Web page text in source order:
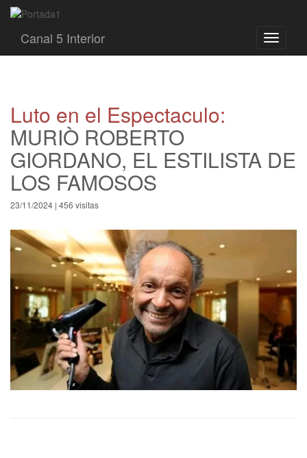
Toggle
Canal 5 Interior
Luto en el Espectaculo:
MURIÒ ROBERTO
GIORDANO, EL ESTILISTA DE
LOS FAMOSOS
23/11/2024 | 456 visitas